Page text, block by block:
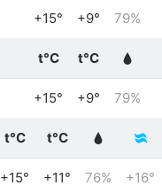
+15° +9° 79%
t°C t°C
+15° +9° 79%
t°C t°C
+15° +11° 76% +16°